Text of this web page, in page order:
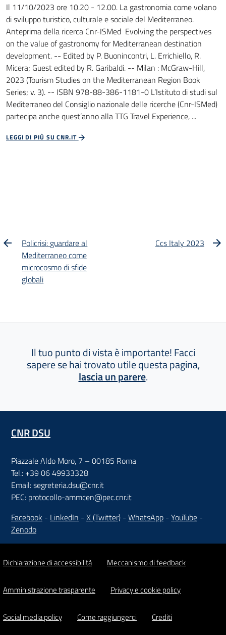
Il 11/10/2023 ore 10.20 - 12.00. La gastronomia come volano
di sviluppo turistico, culturale e sociale del Mediterraneo.
Anteprima della ricerca Cnr-ISMed Evolving the perspectives
on the value of gastronomy for Mediterranean destination
development. -- Edited by P. Buonincontri, L. Errichiello, R.
Micera; Guest edited by R. Garibaldi. -- Milan : McGraw-Hill,
2023 (Tourism Studies on the Mediterranean Region Book
Series; v. 3). -- ISBN 978-88-386-1181-0 L’Istituto di studi sul
Mediterraneo del Consiglio nazionale delle ricerche (Cnr-ISMed)
partecipa anche quest’anno alla TTG Travel Experience, ...
LEGGI DI PIÙ SU CNR.IT
Policrisi: guardare al
Mediterraneo come
microcosmo di sfide
globali
Ccs Italy 2023
Il tuo punto di vista è importante! Facci
sapere se hai trovato utile questa pagina,
lascia un parere.
CNR DSU
Piazzale Aldo Moro, 7 – 00185 Roma
Tel.: +39 06 49933328
Email: segreteria.dsu@cnr.it
PEC: protocollo-ammcen@pec.cnr.it
Facebook - LinkedIn - X (Twitter) - WhatsApp - YouTube -
Zenodo
Dichiarazione di accessibilità Meccanismo di feedback
Amministrazione trasparente Privacy e cookie policy
Social media policy Come raggiungerci Crediti